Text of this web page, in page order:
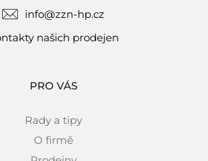
info@zzn-hp.cz
našich prodejen
PRO VÁS
Rady a tipy
O firmě